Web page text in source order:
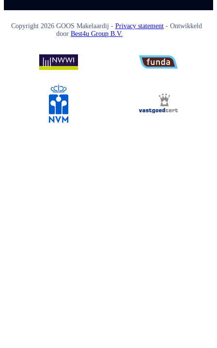
Copyright 2026 GOOS Makelaardij - Privacy statement - Ontwikkeld
door Best4u Group B.V.